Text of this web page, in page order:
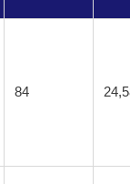
84